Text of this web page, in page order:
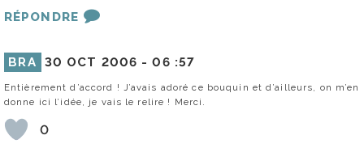
RÉPONDRE
BRA 30 OCT 2006 -06 :57
Entièrement d’accord ! J’avais adoré ce bouquin et d’ailleurs, on m’en
donne ici l’idée, je vais le relire ! Merci.
0